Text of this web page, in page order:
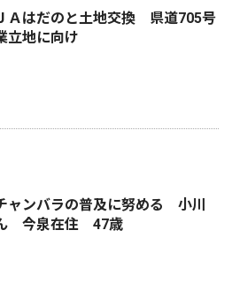
Ａはだのと土地交換 県道705号
立地に向け
ャンバラの普及に努める 小川
今泉在住 47歳